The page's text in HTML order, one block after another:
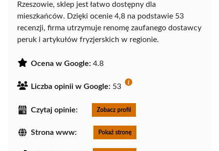
Rzeszowie, sklep jest łatwo dostępny dla
mieszkańców. Dzięki ocenie 4,8 na podstawie 53
recenzji, firma utrzymuje renomę zaufanego dostawcy
peruk i artykułów fryzjerskich w regionie.
Ocena w Google: 4.8
Liczba opinii w Google: 53
Czytaj opinie: Zobacz profil
Strona www: Pokaż stronę